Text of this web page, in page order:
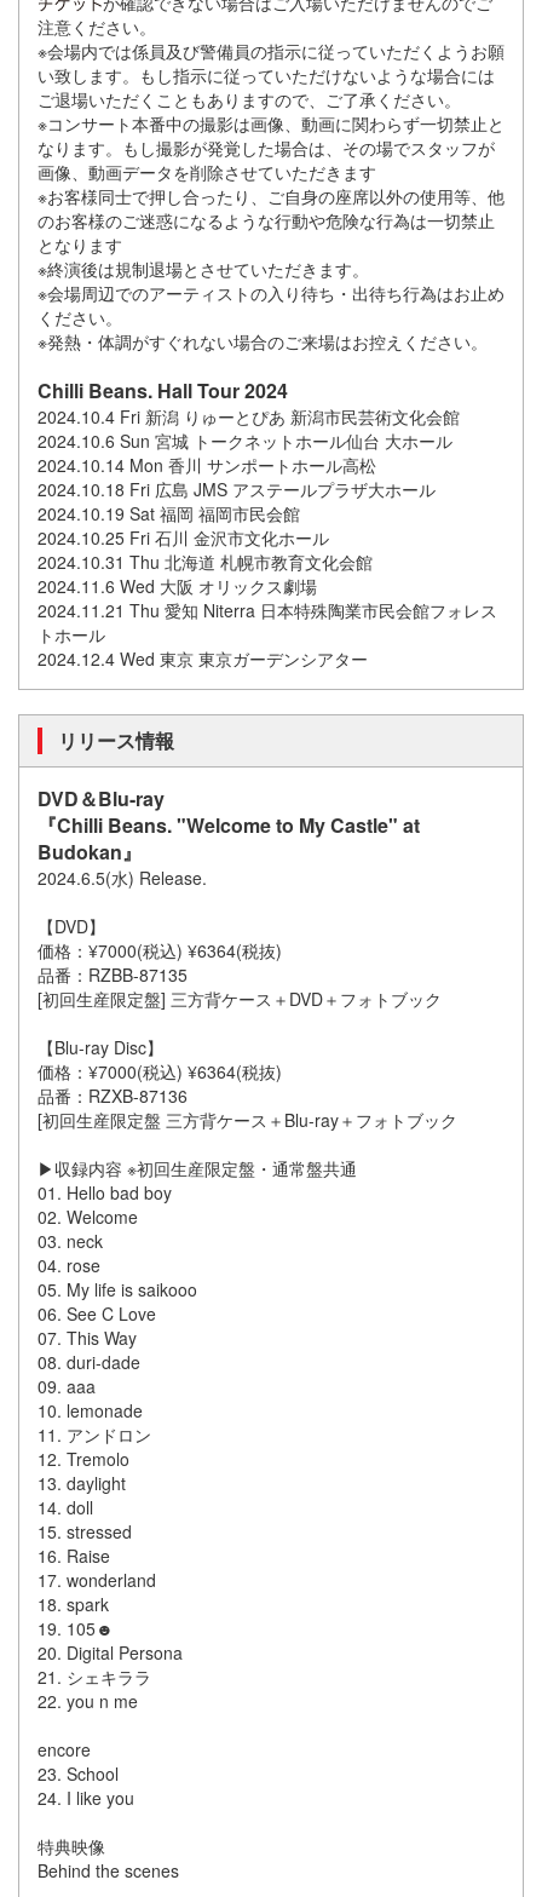
注意ください。
※会場内では係員及び警備員の指示に従っていただくようお願
い致します。もし指示に従っていただけないような場合には
ご退場いただくこともありますので、ご了承ください。
※コンサート本番中の撮影は画像、動画に関わらず一切禁止と
なります。もし撮影が発覚した場合は、その場でスタッフが
画像、動画データを削除させていただきます
※お客様同士で押し合ったり、ご自身の座席以外の使用等、他
のお客様のご迷惑になるような行動や危険な行為は一切禁止
となります
※終演後は規制退場とさせていただきます。
※会場周辺でのアーティストの入り待ち・出待ち行為はお止め
ください。
※発熱・体調がすぐれない場合のご来場はお控えください。
Chilli Beans. Hall Tour 2024
2024.10.4 Fri 新潟 りゅーとぴあ 新潟市民芸術文化会館
2024.10.6 Sun 宮城 トークネットホール仙台 大ホール
2024.10.14 Mon 香川 サンポートホール高松
2024.10.18 Fri 広島 JMS アステールプラザ大ホール
2024.10.19 Sat 福岡 福岡市民会館
2024.10.25 Fri 石川 金沢市文化ホール
2024.10.31 Thu 北海道 札幌市教育文化会館
2024.11.6 Wed 大阪 オリックス劇場
2024.11.21 Thu 愛知 Niterra 日本特殊陶業市民会館フォレス
トホール
2024.12.4 Wed 東京 東京ガーデンシアター
リリース情報
DVD＆Blu-ray
『Chilli Beans. "Welcome to My Castle" at
Budokan』
2024.6.5(水) Release.
【DVD】
価格：¥7000(税込) ¥6364(税抜)
品番：RZBB-87135
[初回生産限定盤] 三方背ケース＋DVD＋フォトブック
【Blu-ray Disc】
価格：¥7000(税込) ¥6364(税抜)
品番：RZXB-87136
[初回生産限定盤 三方背ケース＋Blu-ray＋フォトブック
▶収録内容 ※初回生産限定盤・通常盤共通
01. Hello bad boy
02. Welcome
03. neck
04. rose
05. My life is saikooo
06. See C Love
07. This Way
08. duri-dade
09. aaa
10. lemonade
11. アンドロン
12. Tremolo
13. daylight
14. doll
15. stressed
16. Raise
17. wonderland
18. spark
19. 105☻
20. Digital Persona
21. シェキララ
22. you n me
encore
23. School
24. I like you
特典映像
Behind the scenes